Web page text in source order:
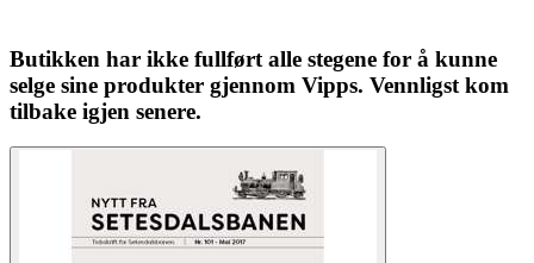
Butikken har ikke fullført alle stegene for å kunne
selge sine produkter gjennom Vipps. Vennligst kom
tilbake igjen senere.